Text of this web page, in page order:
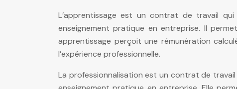
L’apprentissage est un contrat de travail
enseignement pratique en entreprise. Il
apprentissage perçoit une rémunération
l’expérience professionnelle.
La professionnalisation est un contrat de